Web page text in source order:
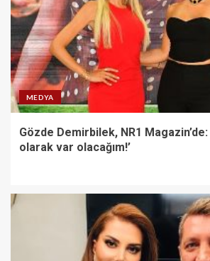
MEDYA
Gözde Demirbilek, NR1
olarak var olacağım!’